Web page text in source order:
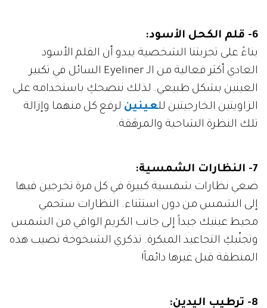
6- قلم الكحل الأسود:
بناءً على تجربتنا الشخصية يبدو أن القلم الأسود
العادي أكثر فعالية من الـ Eyeliner السائل في تكبير
العينين بشكل طبيعي. لذلك ننصحكِ باستخدامه على
الزاويتين الخارجيتين للعينين لرفع كل منهما وإزالة
تلك النظرة الشاحبة والمرهَقة.
7- النظارات الشمسية:
ضعي نظارات شمسية كبيرة في كل مرة تخرجين فيها
إلى الشمس من دون استثناء. النظارات ستحمي
محيط عينيك جيداً إلى جانب الكريم الواقي من الشمس
وتجنّبكِ التجاعيد المبكرة. تذكري الشيخوخة تصيب هذه
المنطقة قبل غيرها دائماً!
8- ترطيب اليدين: